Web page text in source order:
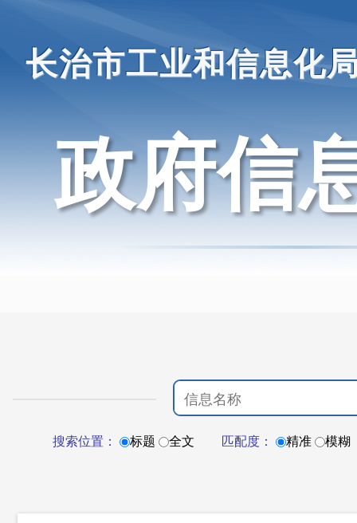
长治市工业和信息化
政府信
搜索位置： 标题 全文 匹配度： 精准 模糊